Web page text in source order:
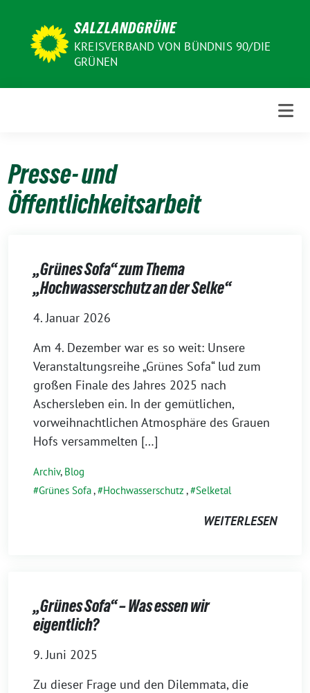
SALZLANDGRÜNE
KREISVERBAND VON BÜNDNIS 90/DIE
GRÜNEN
Presse- und
Öffentlichkeitsarbeit
„Grünes Sofa“ zum Thema
„Hochwasserschutz an der Selke“
4. Januar 2026
Am 4. Dezember war es so weit: Unsere
Veranstaltungsreihe „Grünes Sofa“ lud zum
großen Finale des Jahres 2025 nach
Aschersleben ein. In der gemütlichen,
vorweihnachtlichen Atmosphäre des Grauen
Hofs versammelten […]
Archiv, Blog
Grünes Sofa, Hochwasserschutz , Selketal
WEITERLESEN
„Grünes Sofa“ – Was essen wir
eigentlich?
9. Juni 2025
Zu dieser Frage und den Dilemmata, die